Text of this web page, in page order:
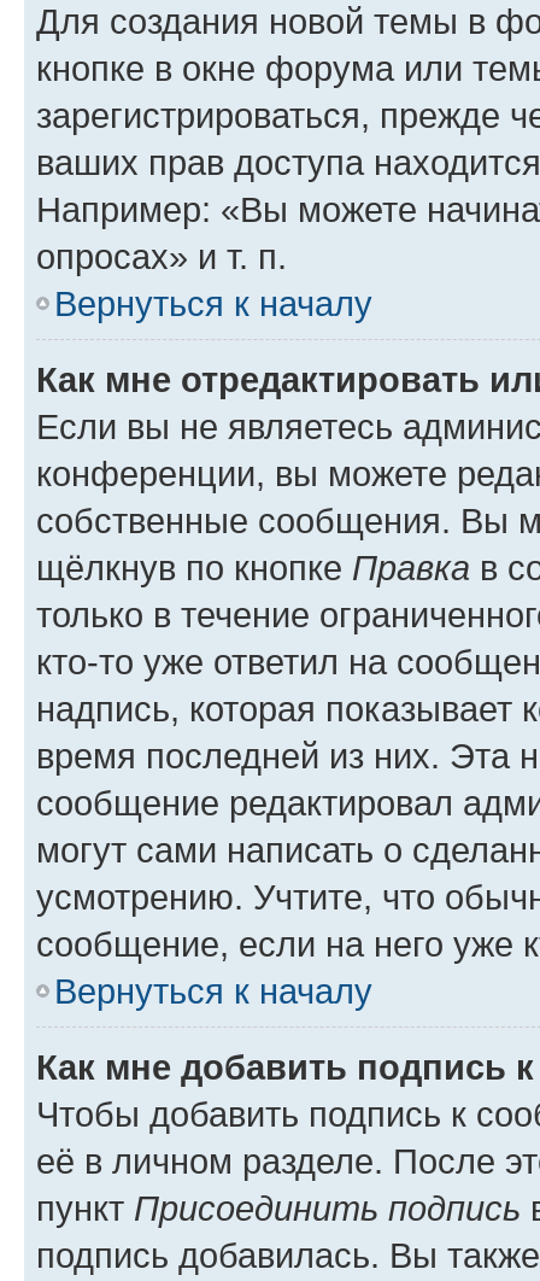
Для создания новой темы в
кнопке в окне форума или
зарегистрироваться, прежде
ваших прав доступа
Например: «Вы можете
опросах» и т. п.
Вернуться к началу
Как мне отредактировать
Если вы не являетесь
конференции, вы можете
собственные сообщения. Вы
щёлкнув по кнопке Правка в
только в течение
кто-то уже ответил на
надпись, которая показывает
время последней из них. Эта
сообщение редактировал
могут сами написать о
усмотрению. Учтите, что
сообщение, если на него уже
Вернуться к началу
Как мне добавить подпись
Чтобы добавить подпись к
её в личном разделе. После
пункт Присоединить подпись
подпись добавилась. Вы